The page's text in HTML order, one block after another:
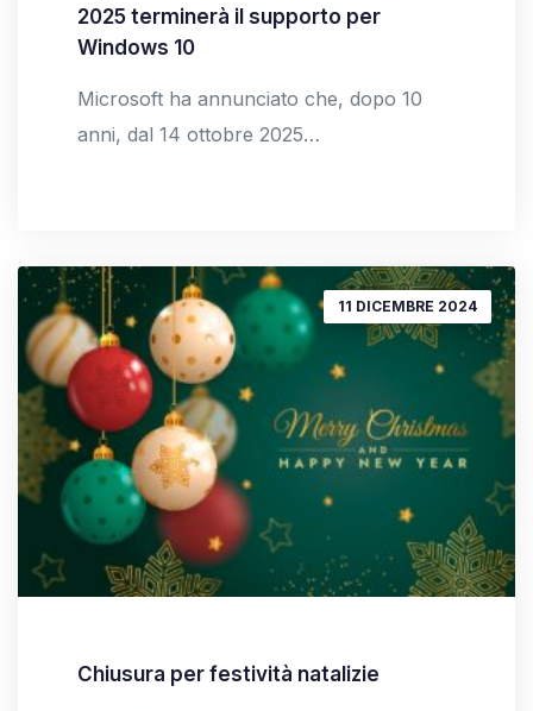
2025 terminerà il supporto per
Windows 10
Microsoft ha annunciato che, dopo 10
anni, dal 14 ottobre 2025…
11 DICEMBRE 2024
Chiusura per festività natalizie